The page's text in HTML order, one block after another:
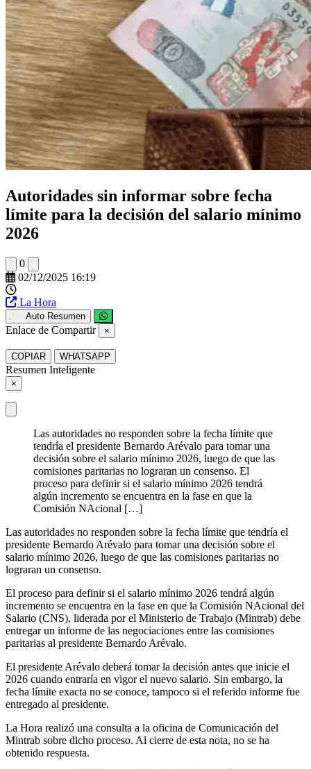
Autoridades sin informar sobre fecha
límite para la decisión del salario mínimo
2026
0
02/12/2025 16:19
La Hora
Auto Resumen
Enlace de Compartir ×
COPIAR WHATSAPP
Resumen Inteligente
×
Las autoridades no responden sobre la fecha límite que
tendría el presidente Bernardo Arévalo para tomar una
decisión sobre el salario mínimo 2026, luego de que las
comisiones paritarias no lograran un consenso. El
proceso para definir si el salario mínimo 2026 tendrá
algún incremento se encuentra en la fase en que la
Comisión NAcional […]
Las autoridades no responden sobre la fecha límite que tendría el
presidente Bernardo Arévalo para tomar una decisión sobre el
salario mínimo 2026, luego de que las comisiones paritarias no
lograran un consenso.
El proceso para definir si el salario mínimo 2026 tendrá algún
incremento se encuentra en la fase en que la Comisión NAcional del
Salario (CNS), liderada por el Ministerio de Trabajo (Mintrab) debe
entregar un informe de las negociaciones entre las comisiones
paritarias al presidente Bernardo Arévalo.
El presidente Arévalo deberá tomar la decisión antes que inicie el
2026 cuando entraría en vigor el nuevo salario. Sin embargo, la
fecha límite exacta no se conoce, tampoco si el referido informe fue
entregado al presidente.
La Hora realizó una consulta a la oficina de Comunicación del
Mintrab sobre dicho proceso. Al cierre de esta nota, no se ha
obtenido respuesta.